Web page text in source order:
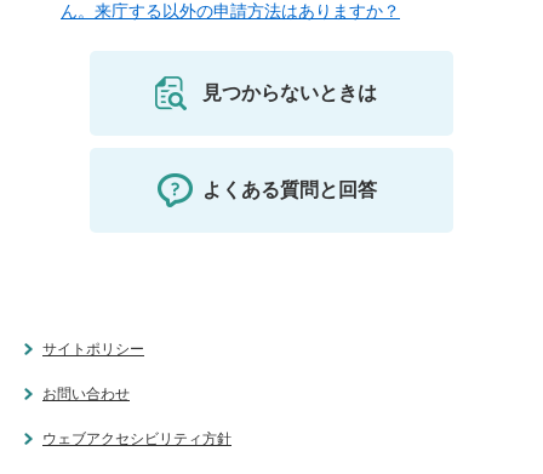
ん。来庁する以外の申請方法はありますか？
見つからないときは
よくある質問と回答
サイトポリシー
お問い合わせ
ウェブアクセシビリティ方針